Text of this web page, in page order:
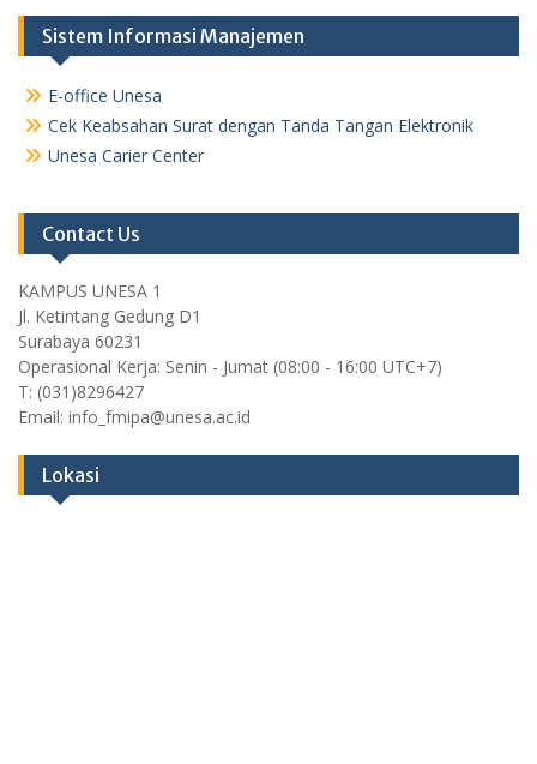
Sistem Informasi Manajemen
E-office Unesa
Cek Keabsahan Surat dengan Tanda Tangan Elektronik
Unesa Carier Center
Contact Us
KAMPUS UNESA 1
Jl. Ketintang Gedung D1
Surabaya 60231
Operasional Kerja: Senin - Jumat (08:00 - 16:00 UTC+7)
T: (031)8296427
Email: info_fmipa@unesa.ac.id
Lokasi